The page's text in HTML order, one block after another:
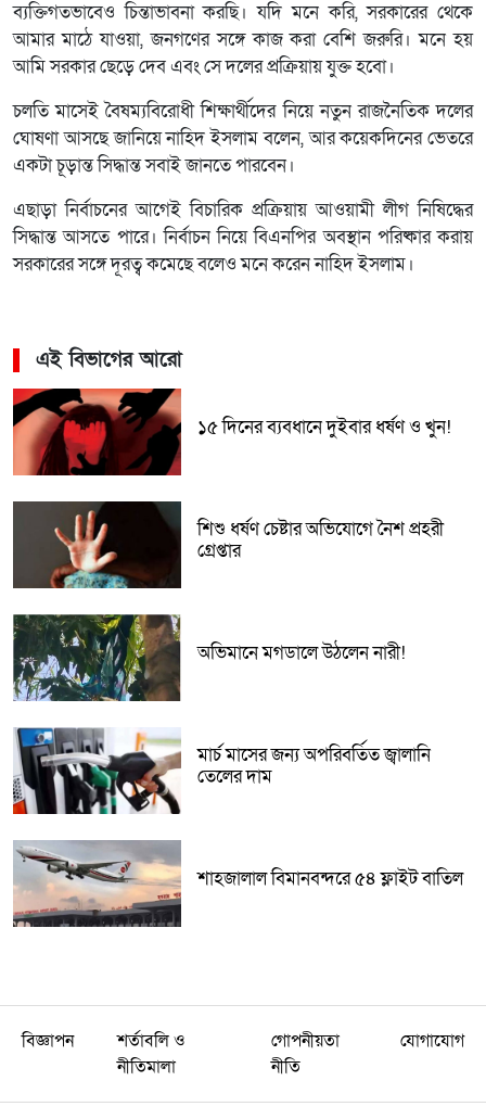
ব্যক্তিগতভাবেও চিন্তাভাবনা করছি। যদি মনে করি, সরকারের থেকে
আমার মাঠে যাওয়া, জনগণের সঙ্গে কাজ করা বেশি জরুরি। মনে হয়
আমি সরকার ছেড়ে দেব এবং সে দলের প্রক্রিয়ায় যুক্ত হবো।
চলতি মাসেই বৈষম্যবিরোধী শিক্ষার্থীদের নিয়ে নতুন রাজনৈতিক দলের
ঘোষণা আসছে জানিয়ে নাহিদ ইসলাম বলেন, আর কয়েকদিনের ভেতরে
একটা চূড়ান্ত সিদ্ধান্ত সবাই জানতে পারবেন।
এছাড়া নির্বাচনের আগেই বিচারিক প্রক্রিয়ায় আওয়ামী লীগ নিষিদ্ধের
সিদ্ধান্ত আসতে পারে। নির্বাচন নিয়ে বিএনপির অবস্থান পরিষ্কার করায়
সরকারের সঙ্গে দূরত্ব কমেছে বলেও মনে করেন নাহিদ ইসলাম।
এই বিভাগের আরো
১৫ দিনের ব্যবধানে দুইবার ধর্ষণ ও খুন!
শিশু ধর্ষণ চেষ্টার অভিযোগে নৈশ প্রহরী
গ্রেপ্তার
অভিমানে মগডালে উঠলেন নারী!
মার্চ মাসের জন্য অপরিবর্তিত জ্বালানি
তেলের দাম
শাহজালাল বিমানবন্দরে ৫৪ ফ্লাইট বাতিল
বিজ্ঞাপন
শর্তাবলি ও
নীতিমালা
গোপনীয়তা
নীতি
যোগাযোগ